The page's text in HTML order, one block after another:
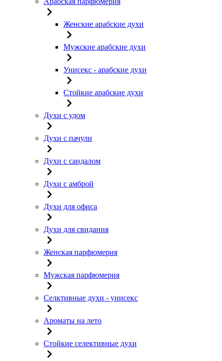
Женские арабские духи
Мужские арабские духи
Унисекс - арабские духи
Стойкие арабские духи
Духи с удом
Духи с пачули
Духи с сандалом
Духи с амброй
Духи для офиса
Духи для свидания
Женская парфюмерия
Мужская парфюмерия
Селктивные духи - унисекс
Ароматы на лето
Стойкие селективные духи